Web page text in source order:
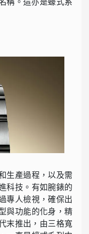
稱。這亦是蠔式系
生產過程，以及需
科技。有如腕錶的
專人檢視，確保出
與功能的化身，精
末推出，由三格寬